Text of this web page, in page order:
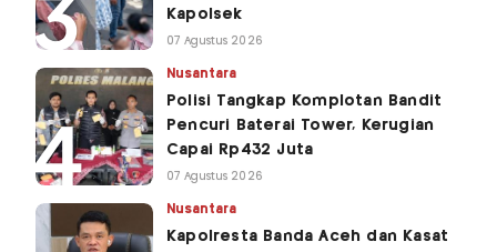
Kapolsek
07 Agustus 2026
Nusantara
Polisi Tangkap Komplotan Bandit
Pencuri Baterai Tower, Kerugian
Capai Rp432 Juta
07 Agustus 2026
Nusantara
Kapolresta Banda Aceh dan Kasat